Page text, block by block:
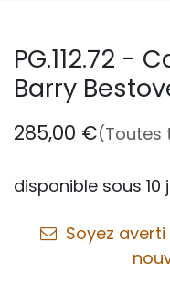
PG.112.72 -
Barry
285,00 €(Toutes
disponible sous 10
Soyez